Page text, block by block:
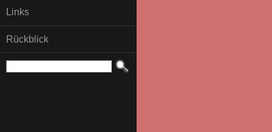
Links
Rückblick